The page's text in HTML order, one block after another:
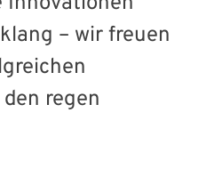
– wir freuen
regen